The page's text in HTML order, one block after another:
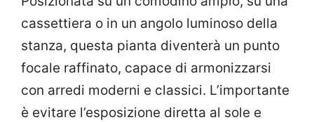
cassettiera o in un angolo luminoso della
stanza, questa pianta diventerà un punto
focale raffinato, capace di armonizzarsi
con arredi moderni e classici. L’importante
è evitare l’esposizione diretta al sole e